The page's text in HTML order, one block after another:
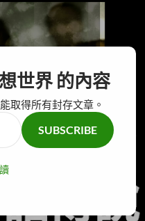
世界 的內容
取得所有封存文章。
SUBSCRIBE